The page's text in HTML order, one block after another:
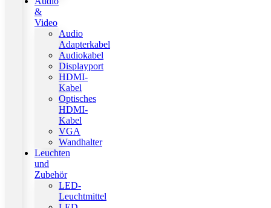
&
Video
Audio
Adapterkabel
Audiokabel
Displayport
HDMI-
Kabel
Optisches
HDMI-
Kabel
VGA
Wandhalter
Leuchten
und
Zubehör
LED-
Leuchtmittel